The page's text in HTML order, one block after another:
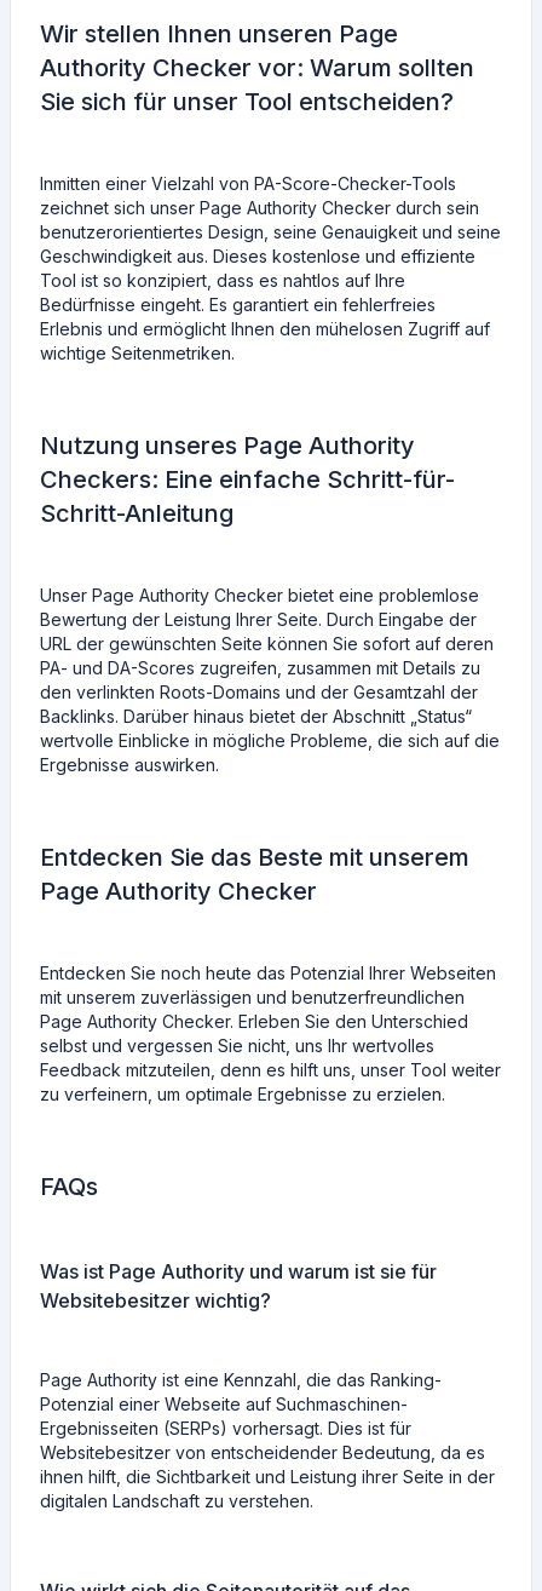
Wir stellen Ihnen unseren Page
Authority Checker vor: Warum sollten
Sie sich für unser Tool entscheiden?
Inmitten einer Vielzahl von PA-Score-Checker-Tools
zeichnet sich unser Page Authority Checker durch sein
benutzerorientiertes Design, seine Genauigkeit und seine
Geschwindigkeit aus. Dieses kostenlose und effiziente
Tool ist so konzipiert, dass es nahtlos auf Ihre
Bedürfnisse eingeht. Es garantiert ein fehlerfreies
Erlebnis und ermöglicht Ihnen den mühelosen Zugriff auf
wichtige Seitenmetriken.
Nutzung unseres Page Authority
Checkers: Eine einfache Schritt-für-
Schritt-Anleitung
Unser Page Authority Checker bietet eine problemlose
Bewertung der Leistung Ihrer Seite. Durch Eingabe der
URL der gewünschten Seite können Sie sofort auf deren
PA- und DA-Scores zugreifen, zusammen mit Details zu
den verlinkten Roots-Domains und der Gesamtzahl der
Backlinks. Darüber hinaus bietet der Abschnitt „Status“
wertvolle Einblicke in mögliche Probleme, die sich auf die
Ergebnisse auswirken.
Entdecken Sie das Beste mit unserem
Page Authority Checker
Entdecken Sie noch heute das Potenzial Ihrer Webseiten
mit unserem zuverlässigen und benutzerfreundlichen
Page Authority Checker. Erleben Sie den Unterschied
selbst und vergessen Sie nicht, uns Ihr wertvolles
Feedback mitzuteilen, denn es hilft uns, unser Tool weiter
zu verfeinern, um optimale Ergebnisse zu erzielen.
FAQs
Was ist Page Authority und warum ist sie für
Websitebesitzer wichtig?
Page Authority ist eine Kennzahl, die das Ranking-
Potenzial einer Webseite auf Suchmaschinen-
Ergebnisseiten (SERPs) vorhersagt. Dies ist für
Websitebesitzer von entscheidender Bedeutung, da es
ihnen hilft, die Sichtbarkeit und Leistung ihrer Seite in der
digitalen Landschaft zu verstehen.